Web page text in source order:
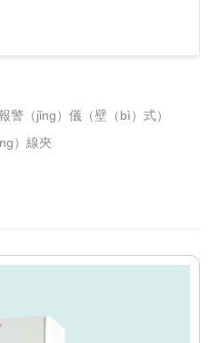
警（jǐng）儀（壁（bì）式）
）線夾